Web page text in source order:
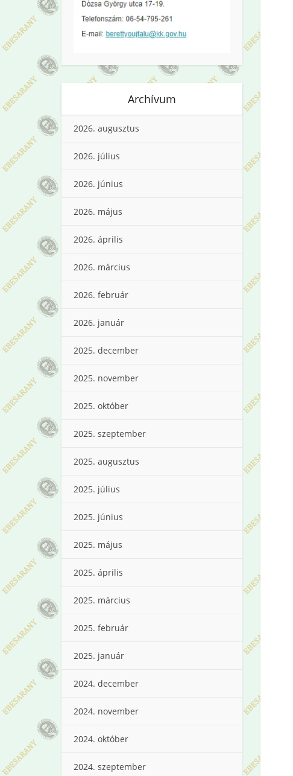
Archívum
2026. augusztus
2026. július
2026. június
2026. május
2026. április
2026. március
2026. február
2026. január
2025. december
2025. november
2025. október
2025. szeptember
2025. augusztus
2025. július
2025. június
2025. május
2025. április
2025. március
2025. február
2025. január
2024. december
2024. november
2024. október
2024. szeptember